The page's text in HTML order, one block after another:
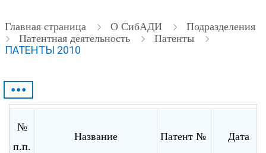
Главная страница О СибАДИ
Подразделения
Патентная деятельность
Патенты
ПАТЕНТЫ 2010
•••
№
п.п.
Название Патент № Дата